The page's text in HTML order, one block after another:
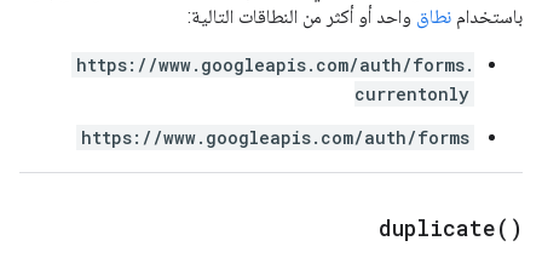
باستخدام نطاق واحد أو أكثر من النطاقات التالية:
https://www.googleapis.com/auth/forms.
currentonly
https://www.googleapis.com/auth/forms
duplicate( )